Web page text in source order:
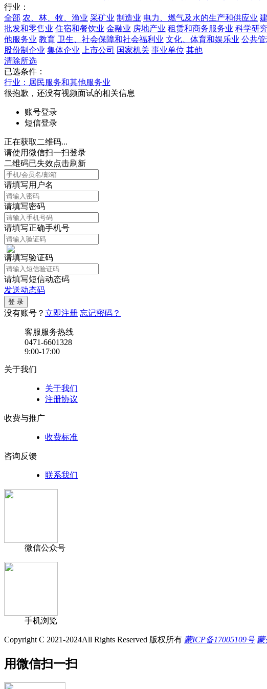
行业：
全部 农、林、牧、渔业 采矿业 制造业 电力、燃气及水的生产和供应业
批发和零售业 住宿和餐饮业 金融业 房地产业 租赁和商务服务业 科学研
他服务业 教育 卫生、社会保障和社会福利业 文化、体育和娱乐业 公共
股份制企业 集体企业 上市公司 国家机关 事业单位 其他
清除所选
已选条件：
行业：居民服务和其他服务业
很抱歉，还没有视频面试的相关信息
账号登录
短信登录
正在获取二维码...
请使用微信扫一扫登录
二维码已失效点击刷新
请填写用户名
请填写密码
请填写正确手机号
请填写验证码
请填写短信动态码
发送动态码
没有账号？ 立即注册 忘记密码？
客服服务热线
0471-6601328
9:00-17:00
关于我们
关于我们
注册协议
收费与推广
收费标准
咨询反馈
联系我们
微信公众号
手机浏览
Copyright C 2021-2024All Rights Reserved 版权所有 蒙ICP备17005109号 蒙
用微信扫一扫